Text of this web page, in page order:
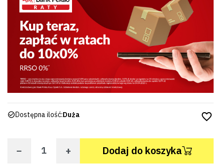
Dostępna ilość:Duża favorite_border
− + Dodaj do koszyka